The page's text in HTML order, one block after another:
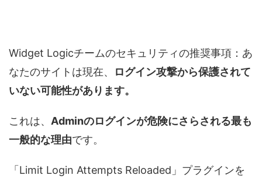
Widget Logicチームのセキュリティの推奨事項：あ
なたのサイトは現在、
ログイン攻撃から保護されて
いない可能性があります。
これは、 Adminのログインが危険にさらされる最も
一般的な理由です。
「Limit Login Attempts Reloaded」プラグインを